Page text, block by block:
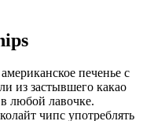
печенье с
из застывшего какао
любой лавочке.
чипс употреблять